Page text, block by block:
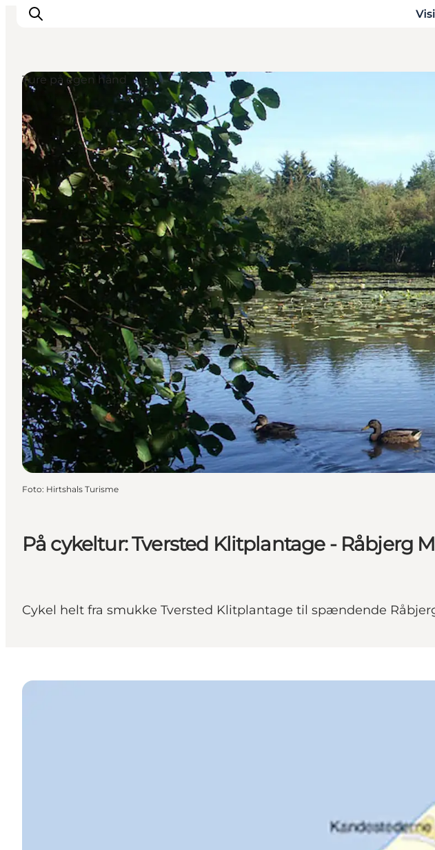
Inspiration
Destinationer
Oplevelser
Overnatning
Planlæg ferien
På cykeltur: Tversted Klitplantage - Råbjerg
Cykel helt fra smukke Tversted Klitplantage til spændende
Ture på egen hånd
Foto: Hirtshals Turisme